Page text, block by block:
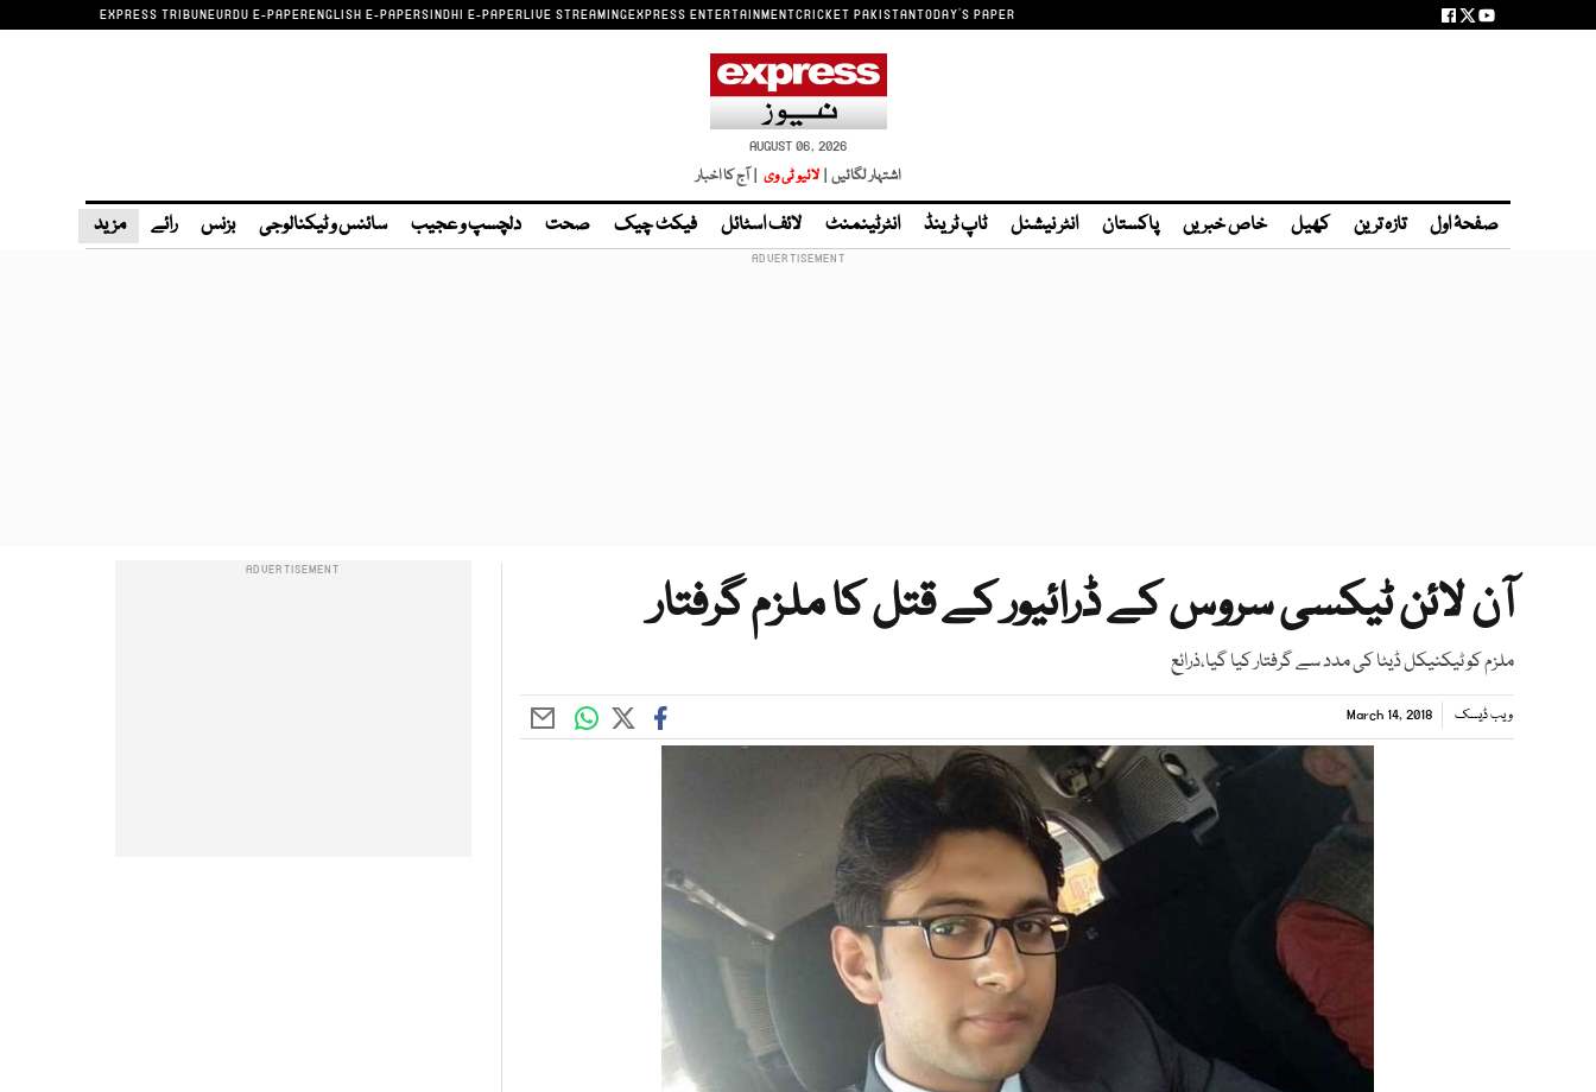
EXPRESS TRIBUNEURDU E-PAPERENGLISH E-PAPERSINDHI E-PAPERLIVE STREAMINGEXPRESS ENTERTAINMENTCRICKET PAKISTANTODAY'S PAPER
AUGUST 06, 2026
اشتہار لگائیں | لائیو ٹی وی | آج کا اخبار
صفحۂ اول تازہ ترین کھیل خاص خبریں پاکستان انٹر نیشنل ٹاپ ٹرینڈ انٹرٹینمنٹ لائف اسٹائل فیکٹ چیک صحت دلچسپ و عجیب سائنس و ٹیکنالوجی بزنس رائے مزید
آن لائن ٹیکسی سروس کے ڈرائیور کے قتل کا ملزم گرفتار
ملزم کو ٹیکنیکل ڈیٹا کی مدد سے گرفتار کیا گیا،ذرائع
ویب ڈیسک March 14, 2018